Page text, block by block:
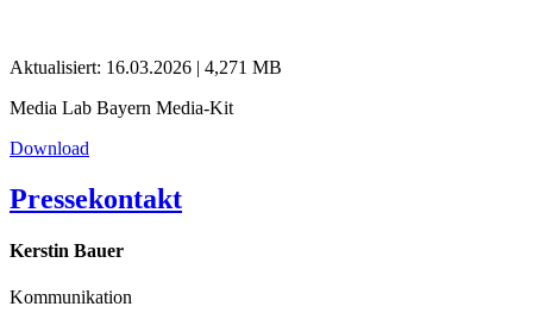
Aktualisiert: 16.03.2026 | 4,271 MB
Media Lab Bayern Media-Kit
Download
Pressekontakt
Kerstin Bauer
Kommunikation